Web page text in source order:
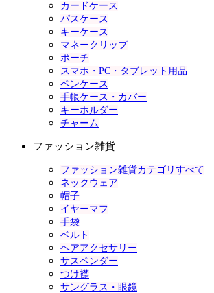
カードケース
パスケース
キーケース
マネークリップ
ポーチ
スマホ・PC・タブレット用品
ペンケース
手帳ケース・カバー
キーホルダー
チャーム
ファッション雑貨
ファッション雑貨カテゴリすべて
ネックウェア
帽子
イヤーマフ
手袋
ベルト
ヘアアクセサリー
サスペンダー
つけ襟
サングラス・眼鏡